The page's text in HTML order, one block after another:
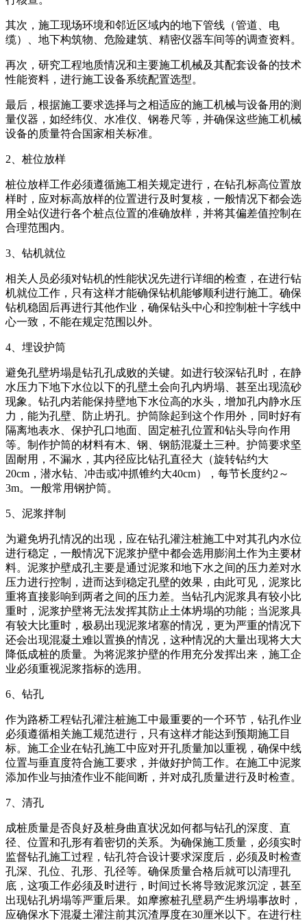
其次，施工现场环境和邻近区域内的地下管线（管道、电
缆）、地下构筑物、危险建筑、精密仪器车间等的调查资料。
再次，研究工程地质情况和主要施工机械及其配套设备的技术
性能资料，进行施工设备系统配置选型。
最后，根据施工要求选择与之相适应的施工机械与设备用的测
量仪器，如经纬仪、水准仪、钢卷尺等，并确保这些施工机械
设备的质量符合国家相关标准。
2、桩位放样
桩位放样工作必须遵循施工相关规定进行，在钻孔标高位置放
样时，应对标高放样的位置进行及时复核，一般情况下都会选
用全站仪进行各个桩点位置的准确放样，并将其偏差值控制在
合理范围内。
3、钻机就位
相关人员必须对钻机的性能状况先进行详细的检查，在进行钻
机就位工作，只有这样才能确保钻机能够顺利进行施工。确保
钻机稳固后再进行其他作业，确保钻头中心和控制桩十字线中
心一致，不能在规定范围以外。
4、埋设护筒
避免孔壁坍塌是钻孔孔成败的关键。如进行较深钻孔时，在静
水压力下地下水位以下的孔壁土会向孔内坍塌、甚至出现流砂
现象。钻孔内若能保持壁地下水位高的水头，增加孔内静水压
力，能为孔壁、防止坍孔。护筒除起到这个作用外，同时好有
隔离地表水、保护孔口地面、固定桩孔位置和钻头导向作用
等。制作护筒的材料有木、钢、钢筋混凝土三种。护筒要求坚
固耐用，不漏水，其内径应比钻孔直径大（旋转钻约大
20cm，潜水钻、冲击或冲抓锥约大40cm），每节长度约2～
3m。一般常用钢护筒。
5、泥浆拌制
为避免坍孔情况的出现，应在钻孔灌注桩施工中对其孔内水位
进行稳定，一般情况下泥浆护壁中都会选用膨润土作为主要材
料。泥浆护壁成孔主要是通过泥浆和地下水之间的压力差对水
压力进行控制，进而达到稳定孔壁的效果，由此可见，泥浆比
重将直接影响到两者之间的压力差。当钻孔内泥浆具有较小比
重时，泥浆护壁将无法发挥其防止土体坍塌的功能；当泥浆具
有较大比重时，极易出现泥浆堵塞的情况，更为严重的情况下
还会出现混凝土难以置换的情况，这种情况的大量出现将大大
降低成桩的质量。为将泥浆护壁的作用充分发挥出来，施工企
业必须重视泥浆指标的选用。
6、钻孔
作为路桥工程钻孔灌注桩施工中最重要的一个环节，钻孔作业
必须遵循相关施工规范进行，只有这样才能达到预期施工目
标。施工企业在钻孔施工中应对开孔质量加以重视，确保中线
位置与垂直度符合施工要求，并做好护筒工作。在施工中泥浆
添加作业与抽渣作业不能间断，并对成孔质量进行及时检查。
7、清孔
成桩质量是否良好及桩身曲直状况如何都与钻孔的深度、直
径、位置和孔形有着密切的关系。为确保施工质量，必须实时
监督钻孔施工过程，钻孔符合设计要求深度后，必须及时检查
孔深、孔位、孔形、孔径等。确保质量合格后就可以清理孔
底，这项工作必须及时进行，时间过长将导致泥浆沉淀，甚至
出现钻孔坍塌等严重后果。如摩擦桩孔壁易产生坍塌事故时，
应确保水下混凝土灌注前其沉渣厚度在30厘米以下。在进行柱